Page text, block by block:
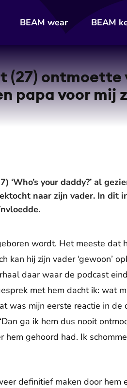
BEAM wear BEAM
(27) ontmoette
papa voor mij
‘Who’s your daddy?’ al
naar zijn vader. In dit
wordt. Het meeste dat
kan hij zijn vader ‘gewoon’
daar waar de podcast
met hem dacht ik: wat
was mijn eerste reactie in
ga ik hem dus nooit
hem gehoord had. Ik
definitief maken door hem